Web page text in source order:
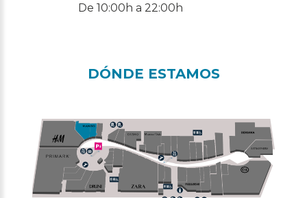
De 10:00h a 22:00h
DÓNDE ESTAMOS